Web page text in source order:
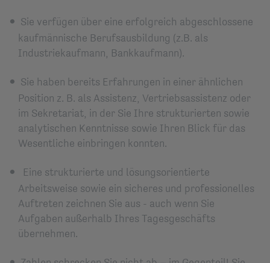
Sie verfügen über eine erfolgreich abgeschlossene
kaufmännische Berufsausbildung (z.B. als
Industriekaufmann, Bankkaufmann).
Sie haben bereits Erfahrungen in einer ähnlichen
Position z. B. als Assistenz, Vertriebsassistenz oder
im Sekretariat, in der Sie Ihre strukturierten sowie
analytischen Kenntnisse sowie Ihren Blick für das
Wesentliche einbringen konnten.
Eine strukturierte und lösungsorientierte
Arbeitsweise sowie ein sicheres und professionelles
Auftreten zeichnen Sie aus - auch wenn Sie
Aufgaben außerhalb Ihres Tagesgeschäfts
übernehmen.